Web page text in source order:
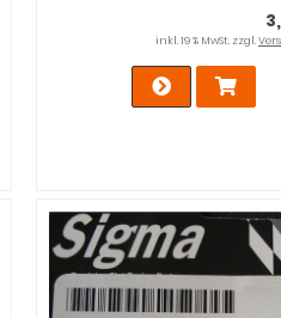
inkl. 19 % MwSt. zzgl.